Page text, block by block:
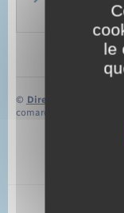
fonction
© Direction de
comarquage developpé
le